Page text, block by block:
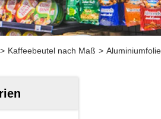
> Kaffeebeutel nach Maß >